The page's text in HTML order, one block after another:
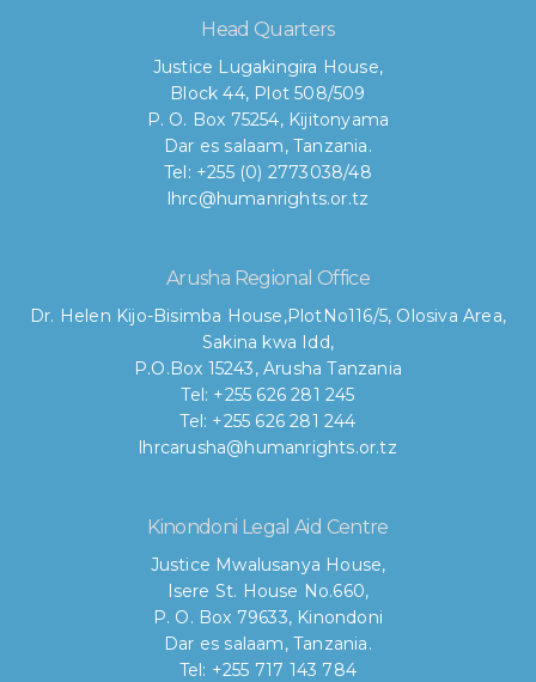
Head Quarters
Justice Lugakingira House,
Block 44, Plot 508/509
P. O. Box 75254, Kijitonyama
Dar es salaam, Tanzania.
Tel: +255 (0) 2773038/48
lhrc@humanrights.or.tz
Arusha Regional Office
Dr. Helen Kijo-Bisimba House,PlotNo116/5, Olosiva Area,
Sakina kwa Idd,
P.O.Box 15243, Arusha Tanzania
Tel: +255 626 281 245
Tel: +255 626 281 244
lhrcarusha@humanrights.or.tz
Kinondoni Legal Aid Centre
Justice Mwalusanya House,
Isere St. House No.660,
P. O. Box 79633, Kinondoni
Dar es salaam, Tanzania.
Tel: +255 717 143 784